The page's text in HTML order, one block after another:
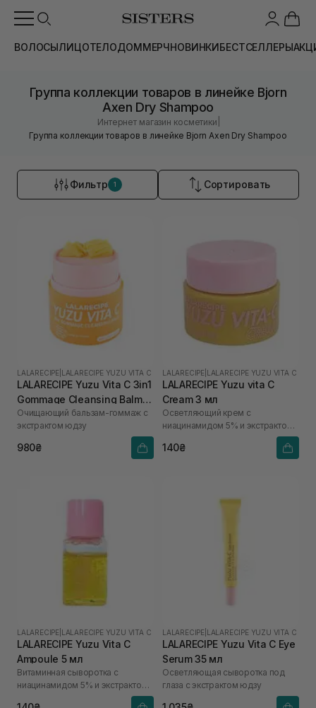
ВОЛОСЫЛИЦОТЕЛОДОММЕРЧНОВИНКИБЕСТСЕЛЛЕРЫ
Группа коллекции товаров в линейке Bjorn
Axen Dry Shampoo
Интернет магазин косметики
Группа коллекции товаров в линейке Bjorn Axen Dry Shampoo
Фильтр 1 Сортировать
LALARECIPE LALARECIPE YUZU VITA C
LALARECIPE Yuzu Vita C 3in1
Gommage Cleansing Balm
50 мл
Очищающий бальзам-гоммаж с
экстрактом юдзу
980₴
LALARECIPE LALARECIPE YUZU VITA C
LALARECIPE Yuzu vita C
Cream 3 мл
Осветляющий крем с
ниацинамидом 5% и экстрактом
140₴
LALARECIPE LALARECIPE YUZU VITA C
LALARECIPE Yuzu Vita C
Ampoule 5 мл
Витаминная сыворотка с
ниацинамидом 5% и экстрактом
LALARECIPE LALARECIPE YUZU VITA C
LALARECIPE Yuzu Vita C Eye
Serum 35 мл
Осветляющая сыворотка под
глаза с экстрактом юдзу